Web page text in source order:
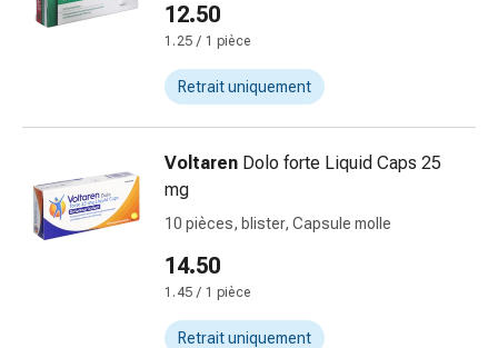
Pansements
Bandes
pansement,
accessoires
Pansements
tubulaires
12.50
1.25 / 1 pièce
Retrait uniquement
Voltaren Dolo forte Liquid Caps 25
mg
10 pièces, blister, Capsule molle
14.50
1.45 / 1 pièce
Retrait uniquement